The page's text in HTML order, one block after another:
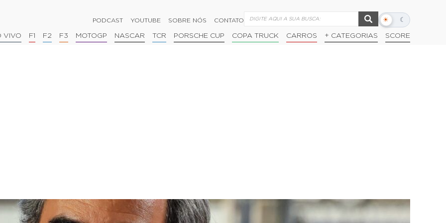
PODCAST YOUTUBE SOBRE NÓS CONTATO ☀ ☾
Alternar
escuro
VIVO F1 F2 F3 MOTOGP NASCAR TCR PORSCHE CUP COPA TRUCK CARROS + CATEGORIAS SCORE